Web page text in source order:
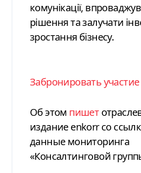
комунікації,
рішення та залучати
зростання бізнесу.
Забронировать участие
Об этом пишет
издание enkorr со
данные мониторинга
«Консалтинговой